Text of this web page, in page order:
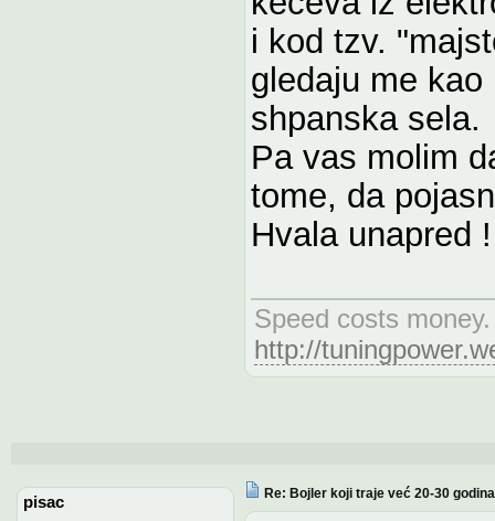
i kod tzv.
gledaju me
shpanska sela.
Pa vas molim
tome, da
Hvala unapred !
Speed costs
http://
pisac
Re: Bojler koji traje već 20-30